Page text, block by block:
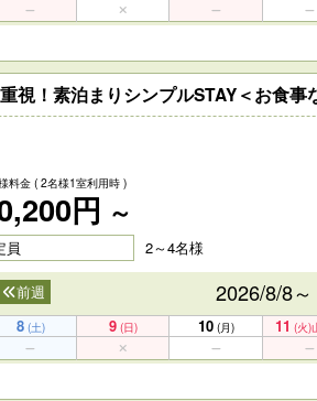
視！素泊まりシンプルSTAY＜お食
料金( 2名様1室利用時 )
円 ～
員 2～4名様
2026/8/8
前週
8 (土) 9 (日) 10 (月) 11 (火)